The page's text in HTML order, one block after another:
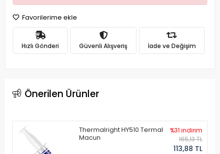
Favorilerime ekle
Hızlı Gönderi Güvenli Alışveriş İade ve Değişim
Önerilen Ürünler
Thermalright HY510 Termal
Macun
%31 indirim
165,13 TL
113,88 TL